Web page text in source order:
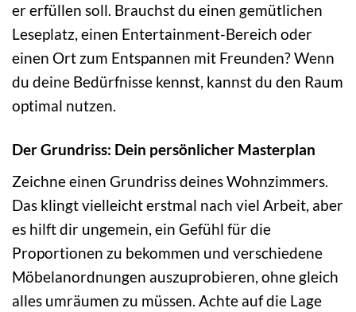
er erfüllen soll. Brauchst du einen gemütlichen
Leseplatz, einen Entertainment-Bereich oder
einen Ort zum Entspannen mit Freunden? Wenn
du deine Bedürfnisse kennst, kannst du den Raum
optimal nutzen.
Der Grundriss: Dein persönlicher Masterplan
Zeichne einen Grundriss deines Wohnzimmers.
Das klingt vielleicht erstmal nach viel Arbeit, aber
es hilft dir ungemein, ein Gefühl für die
Proportionen zu bekommen und verschiedene
Möbelanordnungen auszuprobieren, ohne gleich
alles umräumen zu müssen. Achte auf die Lage